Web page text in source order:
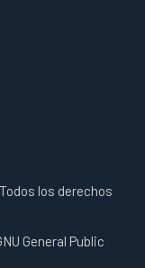
los derechos
General Public